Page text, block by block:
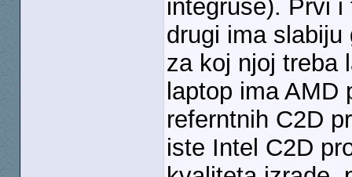
integruse). Prvi
drugi ima
za koj njoj treba
laptop ima
referntnih C2D
iste Intel C2D